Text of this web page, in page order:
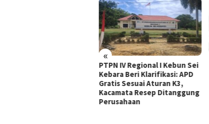
«
PTPN IV Regional I Kebun Sei
Kebara Beri Klarifikasi: APD
Gratis Sesuai Aturan K3,
Kacamata Resep Ditanggung
Perusahaan